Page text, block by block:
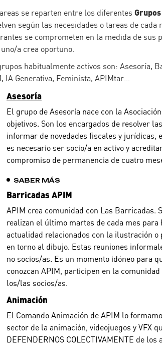
se reparten entre los diferentes
según las necesidades o tareas de cada
se comprometen en la medida de sus
uno/a crea oportuno.
habitualmente activos son: Asesoría,
IA Generativa, Feminista, APIMtar…
Asesoría
El grupo de Asesoría nace con la
objetivos. Son los encargados de resolver
informar de novedades fiscales y jurídicas,
es necesario ser socio/a en activo y
compromiso de permanencia de cuatro
SABER MÁS
Barricadas APIM
APIM crea comunidad con Las Barricadas.
realizan el último martes de cada mes
actualidad relacionados con la ilustración
en torno al dibujo. Estas reuniones
no socios/as. Es un momento idóneo para
conozcan APIM, participen en la
los/las socios/as.
Animación
El Comando Animación de APIM lo
sector de la animación, videojuegos y VFX
DEFENDERNOS COLECTIVAMENTE de